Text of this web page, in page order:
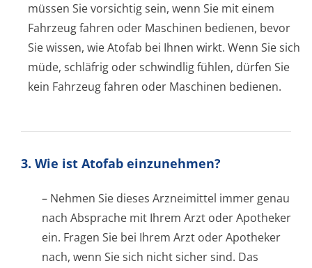
müssen Sie vorsichtig sein, wenn Sie mit einem
Fahrzeug fahren oder Maschinen bedienen, bevor
Sie wissen, wie Atofab bei Ihnen wirkt. Wenn Sie sich
müde, schläfrig oder schwindlig fühlen, dürfen Sie
kein Fahrzeug fahren oder Maschinen bedienen.
3. Wie ist Atofab einzunehmen?
– Nehmen Sie dieses Arzneimittel immer genau
nach Absprache mit Ihrem Arzt oder Apotheker
ein. Fragen Sie bei Ihrem Arzt oder Apotheker
nach, wenn Sie sich nicht sicher sind. Das